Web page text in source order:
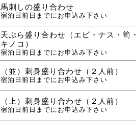
馬刺しの盛り合わせ
宿泊日前日までにお申込み下さい
天ぷら盛り合わせ（エビ・ナス・筍・
キノコ）
宿泊日前日までにお申込み下さい
（並）刺身盛り合わせ（２人前）
宿泊日前日までにお申込み下さい
（上）刺身盛り合わせ（２人前）
宿泊日前日までにお申込み下さい